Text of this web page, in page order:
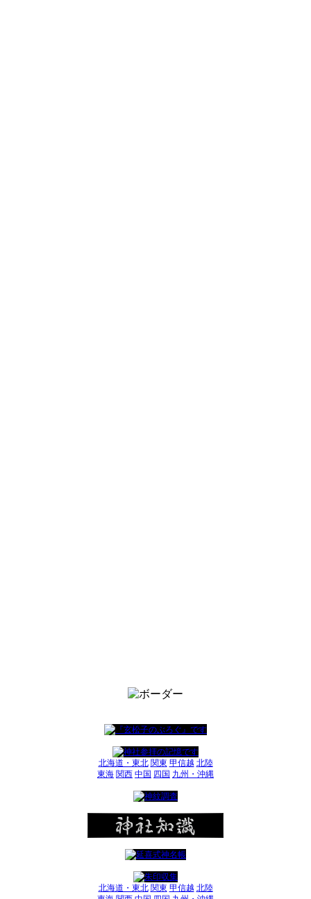
北海道・東北 関東 甲信越 北陸
東海 関西 中国 四国 九州・沖縄
北海道・東北 関東 甲信越 北陸